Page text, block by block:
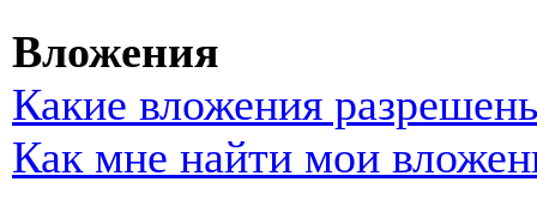
Вложения
Какие вложения
Как мне найти мои